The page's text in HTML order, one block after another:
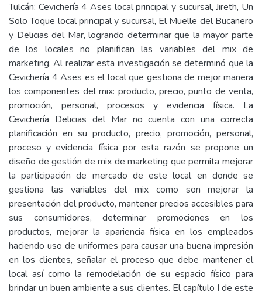
Tulcán: Cevichería 4 Ases local principal y sucursal, Jireth, Un
Solo Toque local principal y sucursal, El Muelle del Bucanero
y Delicias del Mar, logrando determinar que la mayor parte
de los locales no planifican las variables del mix de
marketing. Al realizar esta investigación se determinó que la
Cevichería 4 Ases es el local que gestiona de mejor manera
los componentes del mix: producto, precio, punto de venta,
promoción, personal, procesos y evidencia física. La
Cevichería Delicias del Mar no cuenta con una correcta
planificación en su producto, precio, promoción, personal,
proceso y evidencia física por esta razón se propone un
diseño de gestión de mix de marketing que permita mejorar
la participación de mercado de este local en donde se
gestiona las variables del mix como son mejorar la
presentación del producto, mantener precios accesibles para
sus consumidores, determinar promociones en los
productos, mejorar la apariencia física en los empleados
haciendo uso de uniformes para causar una buena impresión
en los clientes, señalar el proceso que debe mantener el
local así como la remodelación de su espacio físico para
brindar un buen ambiente a sus clientes. El capítulo I de este